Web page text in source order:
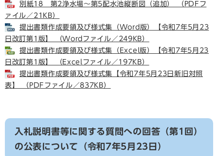
別紙18 第2浄水場～第5配水池縦断図（追加） （PDFフ
ァイル／21KB）
提出書類作成要領及び様式集（Word版）【令和7年5月23
日改訂第1版】 （Wordファイル／249KB）
提出書類作成要領及び様式集（Excel版）【令和7年5月23
日改訂第1版】 （Excelファイル／197KB）
提出書類作成要領及び様式集【令和7年5月23日新旧対照
表】 （PDFファイル／837KB）
入札説明書等に関する質問への回答（第1回）
の公表について（令和7年5月23日）